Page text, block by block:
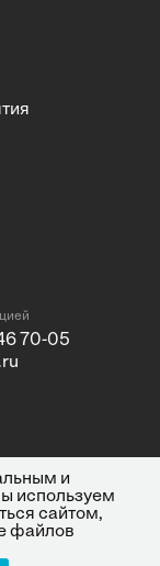
70-05
Инсайт
и ОГРН
и
используем
сайтом,
файлов